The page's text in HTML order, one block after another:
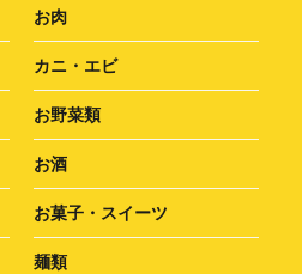
お肉
カニ・エビ
お野菜類
お酒
お菓子・スイーツ
麺類